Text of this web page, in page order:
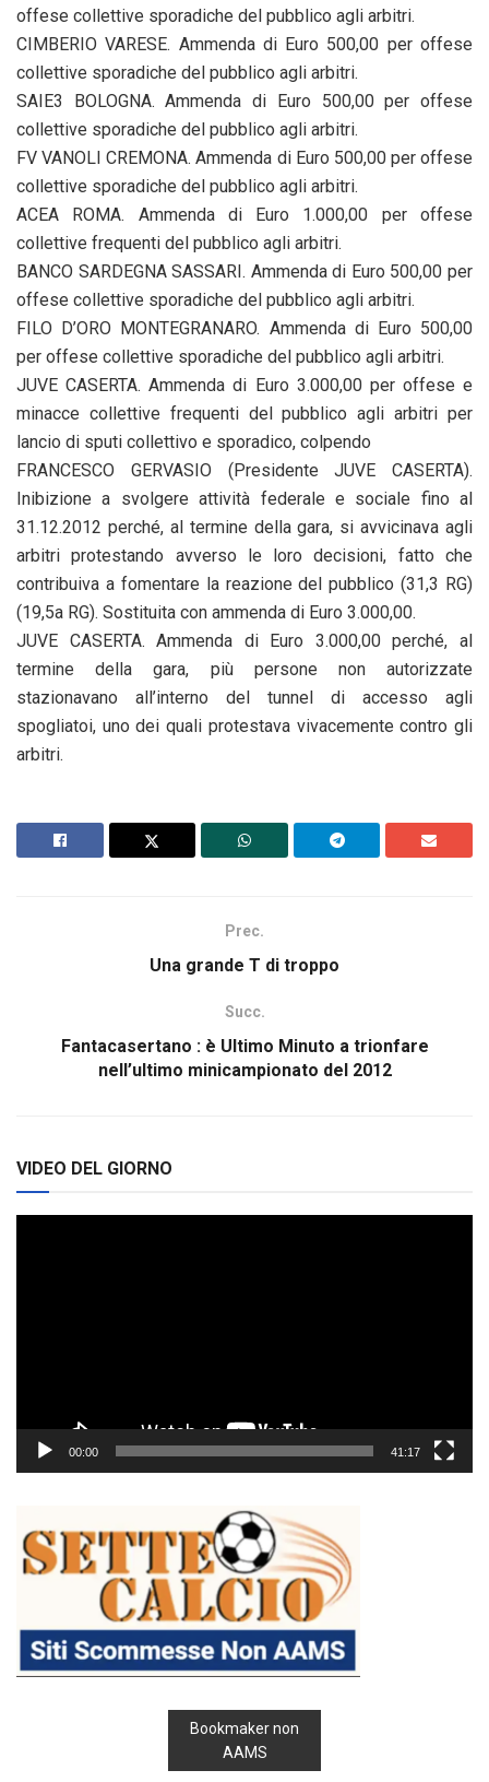
offese collettive sporadiche del pubblico agli arbitri.
CIMBERIO VARESE. Ammenda di Euro 500,00 per offese
collettive sporadiche del pubblico agli arbitri.
SAIE3 BOLOGNA. Ammenda di Euro 500,00 per offese
collettive sporadiche del pubblico agli arbitri.
FV VANOLI CREMONA. Ammenda di Euro 500,00 per offese
collettive sporadiche del pubblico agli arbitri.
ACEA ROMA. Ammenda di Euro 1.000,00 per offese
collettive frequenti del pubblico agli arbitri.
BANCO SARDEGNA SASSARI. Ammenda di Euro 500,00 per
offese collettive sporadiche del pubblico agli arbitri.
FILO D’ORO MONTEGRANARO. Ammenda di Euro 500,00
per offese collettive sporadiche del pubblico agli arbitri.
JUVE CASERTA. Ammenda di Euro 3.000,00 per offese e
minacce collettive frequenti del pubblico agli arbitri per
lancio di sputi collettivo e sporadico, colpendo
FRANCESCO GERVASIO (Presidente JUVE CASERTA).
Inibizione a svolgere attività federale e sociale fino al
31.12.2012 perché, al termine della gara, si avvicinava agli
arbitri protestando avverso le loro decisioni, fatto che
contribuiva a fomentare la reazione del pubblico (31,3 RG)
(19,5a RG). Sostituita con ammenda di Euro 3.000,00.
JUVE CASERTA. Ammenda di Euro 3.000,00 perché, al
termine della gara, più persone non autorizzate
stazionavano all’interno del tunnel di accesso agli
spogliatoi, uno dei quali protestava vivacemente contro gli
arbitri.
Prec.
Una grande T di troppo
Succ.
Fantacasertano : è Ultimo Minuto a trionfare
nell’ultimo minicampionato del 2012
VIDEO DEL GIORNO
00:00 41:17
Bookmaker non
AAMS